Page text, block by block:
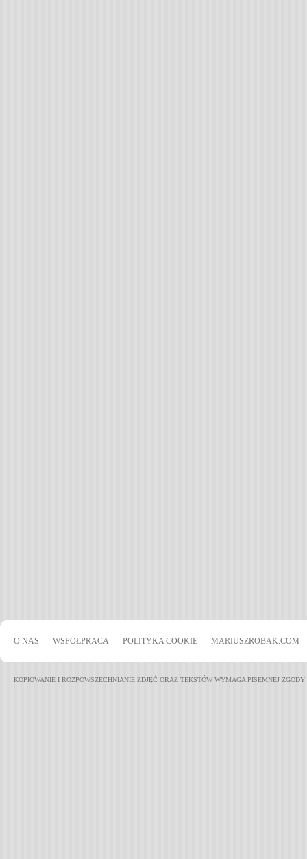
O NAS WSPÓŁPRACA POLITYKA COOKIE MARIUSZROBAK.COM
KOPIOWANIE I ROZPOWSZECHNIANIE ZDJĘĆ ORAZ TEKSTÓW WYMAGA PISEMNEJ